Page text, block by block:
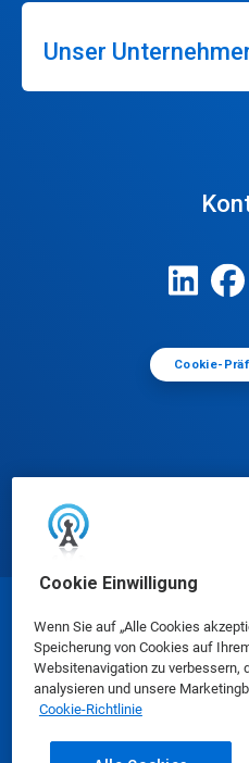
Cookie Einwilligung
Wenn Sie auf „Alle Cookies
Speicherung von Cookies auf
Websitenavigation zu verbessern,
analysieren und unsere
Cookie-Richtlinie
Unser
Cookie-
© Ecolab
Sicherheitsdatenblätter